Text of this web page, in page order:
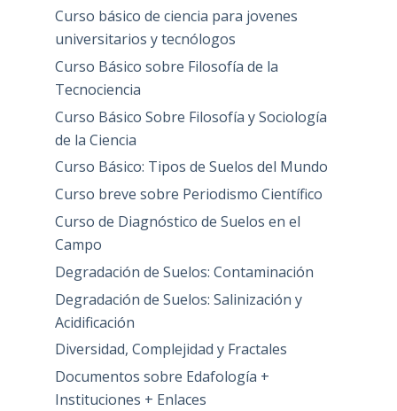
Curso básico de ciencia para jovenes
universitarios y tecnólogos
Curso Básico sobre Filosofía de la
Tecnociencia
Curso Básico Sobre Filosofía y Sociología
de la Ciencia
Curso Básico: Tipos de Suelos del Mundo
Curso breve sobre Periodismo Científico
Curso de Diagnóstico de Suelos en el
Campo
Degradación de Suelos: Contaminación
Degradación de Suelos: Salinización y
Acidificación
Diversidad, Complejidad y Fractales
Documentos sobre Edafología +
Instituciones + Enlaces